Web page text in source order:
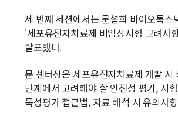
세 번째 세션에서는 문설희 바이오톡스
'세포유전자치료제 비임상시험 고려사
발표했다.
문 센터장은 세포유전자치료제 개발 시
단계에서 고려해야 할 안전성 평가, 시
독성평가 접근법, 자료 해석 시 유의사